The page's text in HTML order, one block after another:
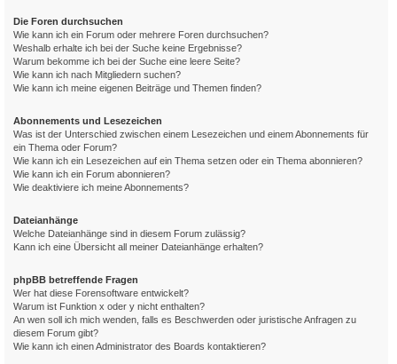
Die Foren durchsuchen
Wie kann ich ein Forum oder mehrere Foren durchsuchen?
Weshalb erhalte ich bei der Suche keine Ergebnisse?
Warum bekomme ich bei der Suche eine leere Seite?
Wie kann ich nach Mitgliedern suchen?
Wie kann ich meine eigenen Beiträge und Themen finden?
Abonnements und Lesezeichen
Was ist der Unterschied zwischen einem Lesezeichen und einem Abonnements für
ein Thema oder Forum?
Wie kann ich ein Lesezeichen auf ein Thema setzen oder ein Thema abonnieren?
Wie kann ich ein Forum abonnieren?
Wie deaktiviere ich meine Abonnements?
Dateianhänge
Welche Dateianhänge sind in diesem Forum zulässig?
Kann ich eine Übersicht all meiner Dateianhänge erhalten?
phpBB betreffende Fragen
Wer hat diese Forensoftware entwickelt?
Warum ist Funktion x oder y nicht enthalten?
An wen soll ich mich wenden, falls es Beschwerden oder juristische Anfragen zu
diesem Forum gibt?
Wie kann ich einen Administrator des Boards kontaktieren?